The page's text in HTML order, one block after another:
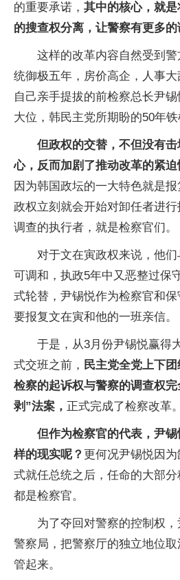
的重要承诺， 其中的核心，就
的搜查权分离，让警察有更多的
这样的改革内容自然受到
统御极五年，房价高企，人事
自己亲手提拔的前检察总长尹
大位，韩民主党所期盼的50年铁
但政权的交替，不但没有
心，反而加剧了推动改革的紧迫
因为韩国政坛的一大特色就是
政权立刻就会开始对卸任者进
调查的执行者，就是检察官们。
对于文在寅政权来说，他
可调和，执政5年中又恶整过保
式轮替，尹锡悦作为检察官和
要报复文在寅和他的一班亲信。
于是，从3月份尹锡悦赢得
式交班之前， 民主党全党上下
检察的起诉权与警察的调查权
剥”法案， 正式完成了检察改革。
但作为检察官的代表，尹
样的现实呢？ 更何况尹锡悦因
式就任总统之后，任命的大部
都是检察官。
为了夺回对警察的控制权
警察局，把警察厅的独立地位
管起来。